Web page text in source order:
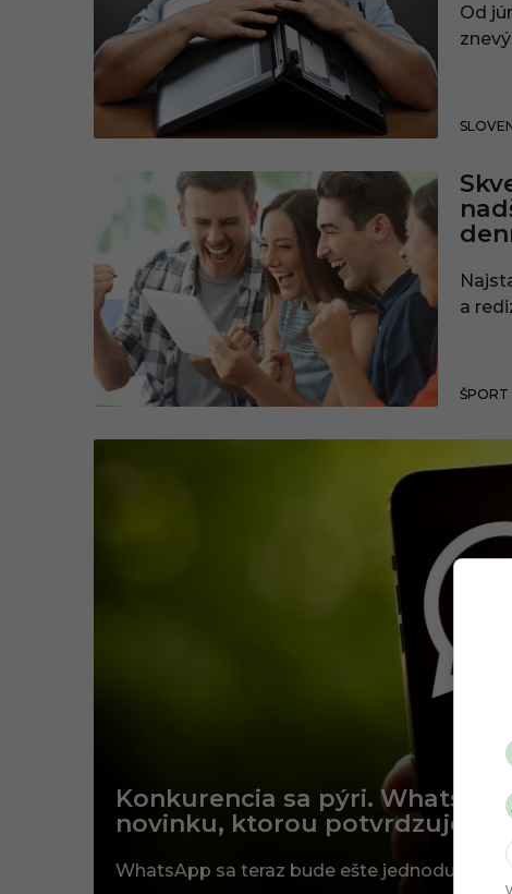
Od
a
ŠPORT
Konkurencia sa pýri.
novinku, ktorou potvrdzuje
WhatsApp sa teraz bude ešte jednoduchšie